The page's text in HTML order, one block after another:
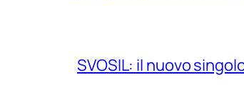
SVOSIL: il nuovo